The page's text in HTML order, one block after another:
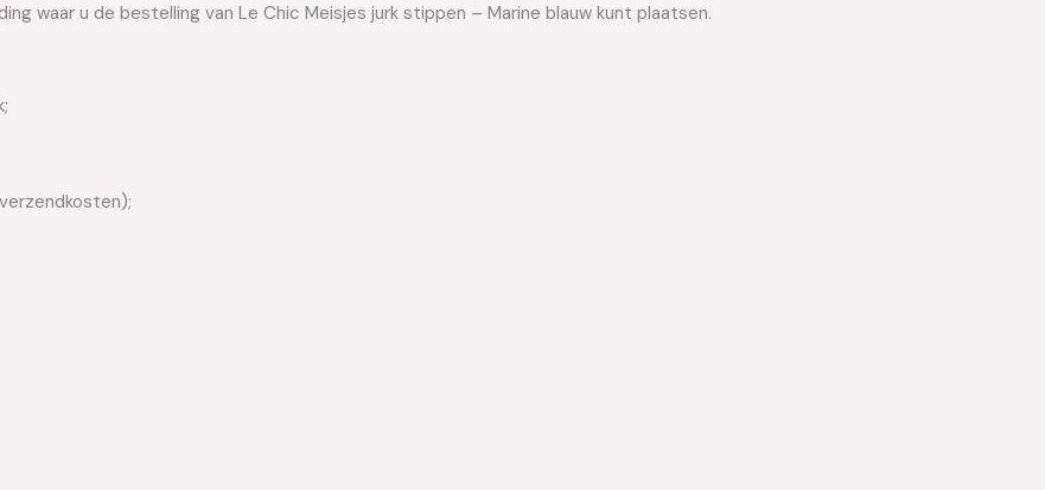
waar u de bestelling van Le Chic Meisjes jurk stippen – Marine blauw kunt plaatsen.